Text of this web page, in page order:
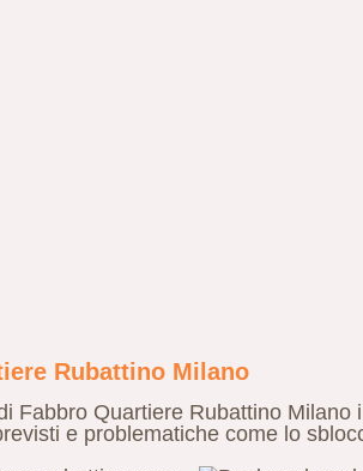
Rubattino Milano
Fabbro Quartiere Rubattino
e problematiche come lo